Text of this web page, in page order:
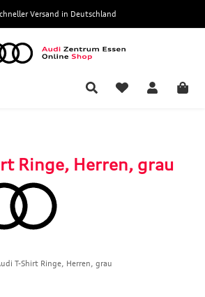
Versand in Deutschland
Ringe, Herren, grau